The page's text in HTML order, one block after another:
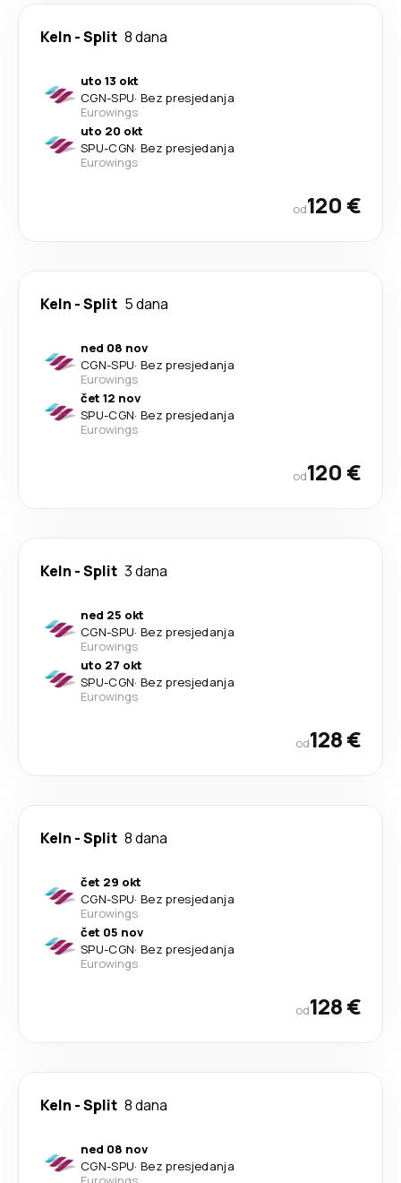
Keln -Split 8 dana
uto 13 okt
CGN-SPU· Bez presjedanja
Eurowings
uto 20 okt
SPU-CGN· Bez presjedanja
Eurowings
od120 €
Keln -Split 5 dana
ned 08 nov
CGN-SPU· Bez presjedanja
Eurowings
čet 12 nov
SPU-CGN· Bez presjedanja
Eurowings
od120 €
Keln -Split 3 dana
ned 25 okt
CGN-SPU· Bez presjedanja
Eurowings
uto 27 okt
SPU-CGN· Bez presjedanja
Eurowings
od128 €
Keln -Split 8 dana
čet 29 okt
CGN-SPU· Bez presjedanja
Eurowings
čet 05 nov
SPU-CGN· Bez presjedanja
Eurowings
od128 €
Keln -Split 8 dana
ned 08 nov
CGN-SPU· Bez presjedanja